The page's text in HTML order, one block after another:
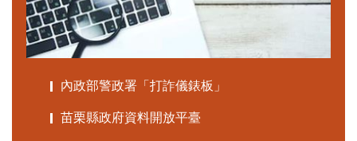
內政部警政署「打詐儀錶板」
苗栗縣政府資料開放平臺